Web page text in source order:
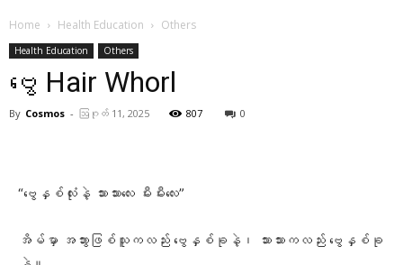
Home Health Education Others
Health Education Others
ဗွေ Hair Whorl
By Cosmos - ဩဂုတ် 11, 2025 807
0
“ဗွေနှစ်လုံးနဲ့ သားသားလေး မီးမီးလေး”
အိမ်မှာ အဘွားဖြစ်သူကလည်း ဗွေနှစ်ခုနဲ့၊ သားသားကလည်း ဗွေနှစ်ခု